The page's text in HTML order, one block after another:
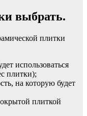
выбрать.
плитки
использоваться
плитки);
на которую будет
плиткой